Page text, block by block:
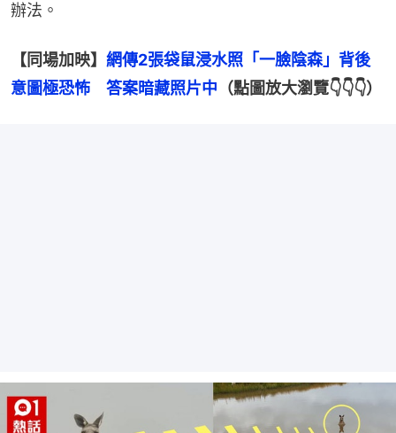
辦法。
【同場加映】 網傳2張袋鼠浸水照「一臉陰森」背後
意圖極恐怖　答案暗藏照片中 （點圖放大瀏覽👇👇👇）